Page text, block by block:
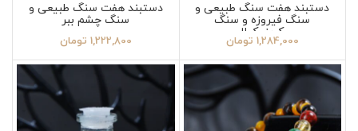
دستبند هفت سنگ طبیعی و
سنگ فیروزه و سنگ
کریزوکولا
1,284,000 تومان
دستبند هفت سنگ طبیعی و
سنگ چشم ببر
1,222,800 تومان